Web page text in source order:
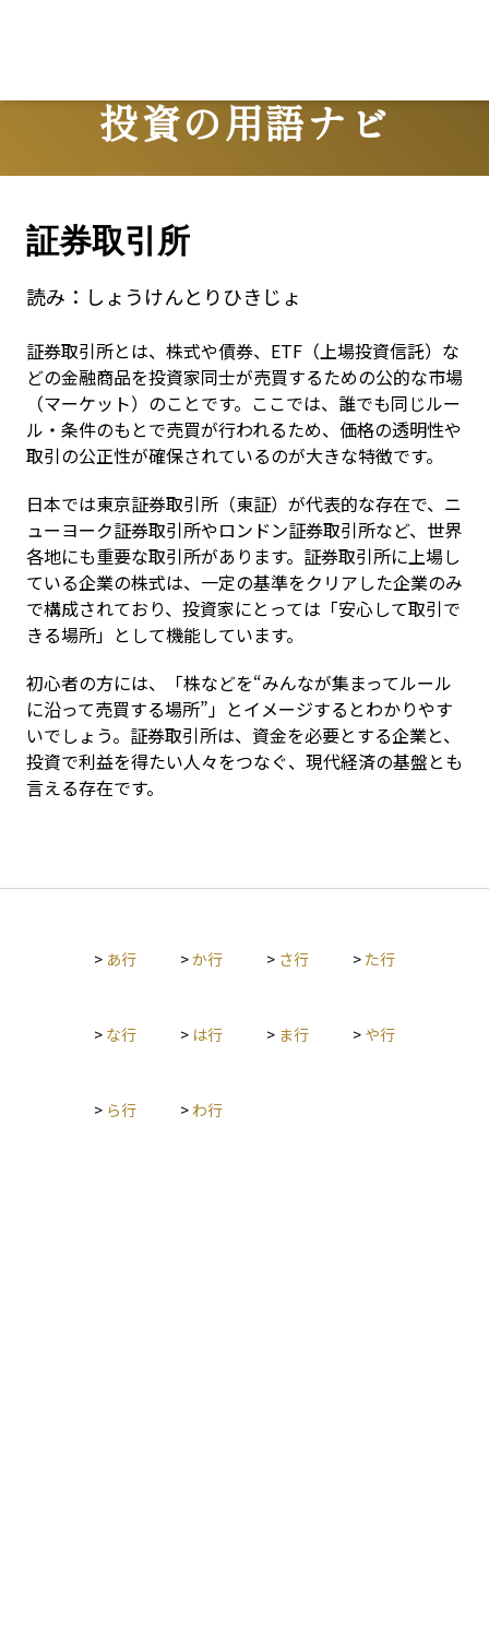
投資の用語ナビ
Terms
証券取引所
読み： しょうけんとりひきじょ
証券取引所とは、株式や債券、ETF（上場投資信託）な
どの金融商品を投資家同士が売買するための公的な市場
（マーケット）のことです。ここでは、誰でも同じルー
ル・条件のもとで売買が行われるため、価格の透明性や
取引の公正性が確保されているのが大きな特徴です。
日本では東京証券取引所（東証）が代表的な存在で、ニ
ューヨーク証券取引所やロンドン証券取引所など、世界
各地にも重要な取引所があります。証券取引所に上場し
ている企業の株式は、一定の基準をクリアした企業のみ
で構成されており、投資家にとっては「安心して取引で
きる場所」として機能しています。
初心者の方には、「株などを“みんなが集まってルール
に沿って売買する場所”」とイメージするとわかりやす
いでしょう。証券取引所は、資金を必要とする企業と、
投資で利益を得たい人々をつなぐ、現代経済の基盤とも
言える存在です。
> あ行 >か行 > さ行 > た行
> な行 > は行 > ま行 > や行
> ら行 > わ行